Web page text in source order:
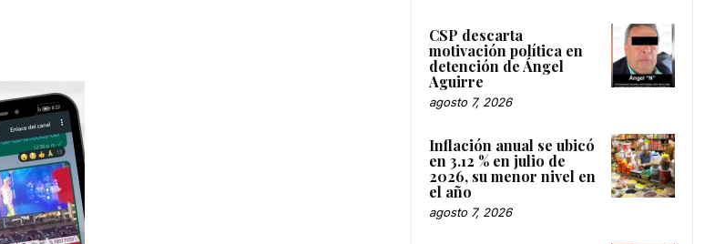
CSP descarta
motivación política en
detención de Ángel
Aguirre
agosto 7, 2026
Inflación anual se ubicó
en 3.12 % en julio de
2026, su menor nivel en
el año
agosto 7, 2026